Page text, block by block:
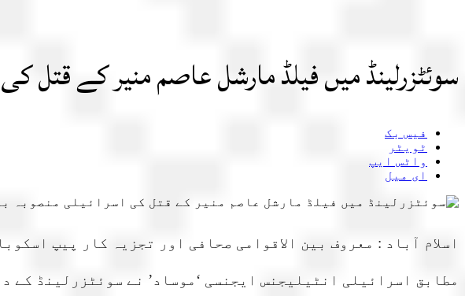
سوئٹزرلینڈ میں فیلڈ مارشل عاصم منیر کے قتل
فیس بک
ٹویٹر
واٹس ایپ
ای میل
اسلام آباد : معروف بین الاقوامی صحافی اور تجزیہ کار پیپ
مطابق اسرائیلی انٹیلیجنس ایجنسی ‘موساد’ نے سوئٹزرلینڈ